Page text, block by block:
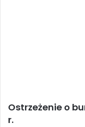
Ostrzeżenie o
r.